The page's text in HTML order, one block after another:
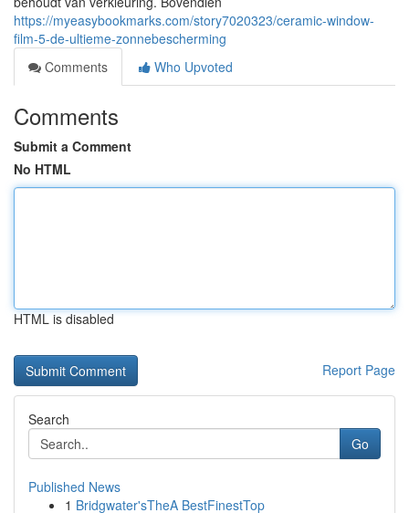
https://myeasybookmarks.com/story7020323/ceramic-window-
film-5-de-ultieme-zonnebescherming
Comments
Who Upvoted
Comments
Submit a Comment
No HTML
HTML is disabled
Report Page
Search
Go
Published News
1 Bridgwater'sTheA BestFinestTop